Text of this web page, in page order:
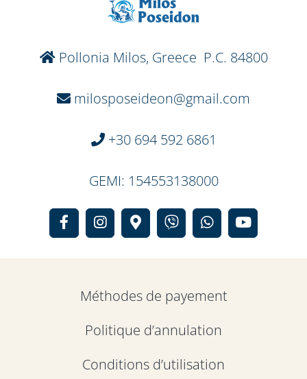
Pollonia Milos, Greece P.C. 84800
milosposeideon@gmail.com
+30 694 592 6861
GEMI: 154553138000
Μéthodes de payement
Politique d’annulation
Conditions d’utilisation